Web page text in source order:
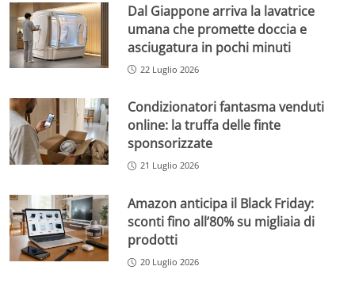
Dal Giappone arriva la lavatrice
umana che promette doccia e
asciugatura in pochi minuti
22 Luglio 2026
Condizionatori fantasma venduti
online: la truffa delle finte
sponsorizzate
21 Luglio 2026
Amazon anticipa il Black Friday:
sconti fino all’80% su migliaia di
prodotti
20 Luglio 2026